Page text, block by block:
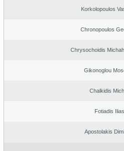
Korkolopoulos
Chronopoulos
Chrysochoidis
Gikonoglou
Chalkidis
Fotiadis Ilias
Apostolakis